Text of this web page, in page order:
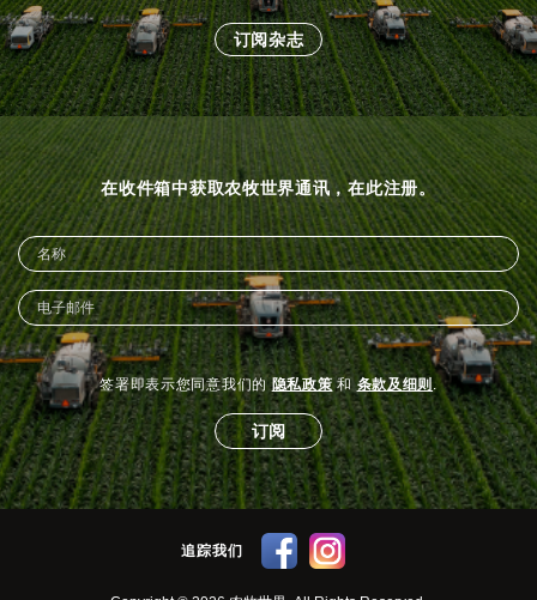
订阅杂志
在收件箱中获取农牧世界通讯，在此注册。
签署即表示您同意我们的隐私政策 和条款及细则 .
订阅
追踪我们